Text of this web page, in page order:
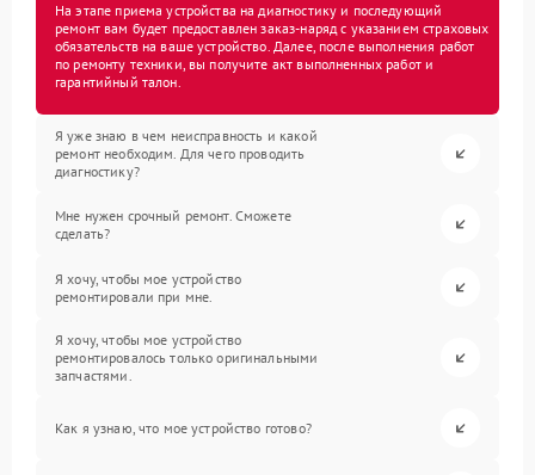
На этапе приема устройства на диагностику и последующий
ремонт вам будет предоставлен заказ-наряд с указанием страховых
обязательств на ваше устройство. Далее, после выполнения работ
по ремонту техники, вы получите акт выполненных работ и
гарантийный талон.
Я уже знаю в чем неисправность и какой
ремонт необходим. Для чего проводить
диагностику?
Мне нужен срочный ремонт. Сможете
сделать?
Я хочу, чтобы мое устройство
ремонтировали при мне.
Я хочу, чтобы мое устройство
ремонтировалось только оригинальными
запчастями.
Как я узнаю, что мое устройство готово?